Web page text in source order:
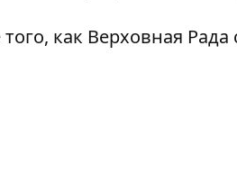
как Верховная